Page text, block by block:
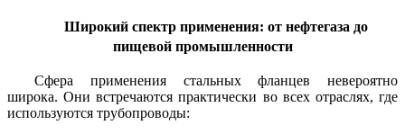
Широкий спектр применения: от нефтегаза до
пищевой промышленности
Сфера применения стальных фланцев невероятно
широка. Они встречаются практически во всех отраслях, где
используются трубопроводы: